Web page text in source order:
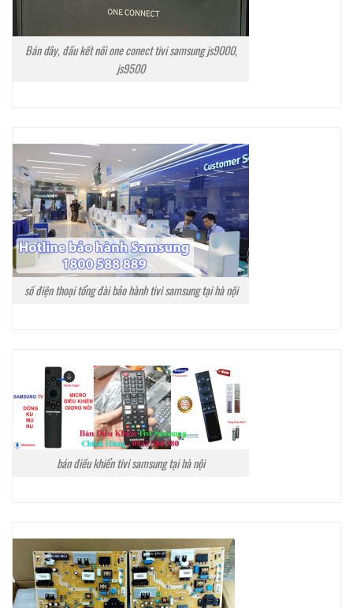
Bán dây, đầu kết nối one conect tivi samsung js9000,
js9500
số điện thoại tổng đài bảo hành tivi samsung tại hà nội
bán điều khiển tivi samsung tại hà nội